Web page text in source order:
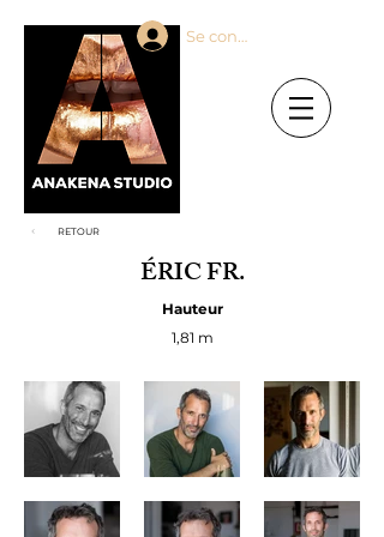
Se connecter
RETOUR
ÉRIC FR.
Hauteur
1,81 m